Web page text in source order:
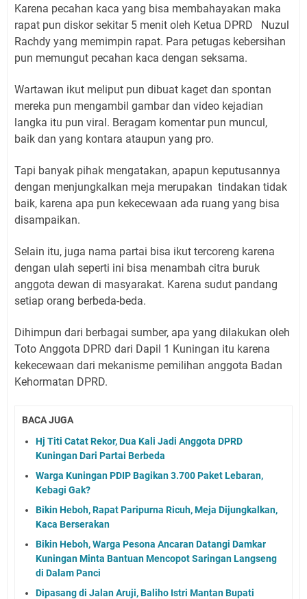
Karena pecahan kaca yang bisa membahayakan maka
rapat pun diskor sekitar 5 menit oleh Ketua DPRD Nuzul
Rachdy yang memimpin rapat. Para petugas kebersihan
pun memungut pecahan kaca dengan seksama.
Wartawan ikut meliput pun dibuat kaget dan spontan
mereka pun mengambil gambar dan video kejadian
langka itu pun viral. Beragam komentar pun muncul,
baik dan yang kontara ataupun yang pro.
Tapi banyak pihak mengatakan, apapun keputusannya
dengan menjungkalkan meja merupakan tindakan tidak
baik, karena apa pun kekecewaan ada ruang yang bisa
disampaikan.
Selain itu, juga nama partai bisa ikut tercoreng karena
dengan ulah seperti ini bisa menambah citra buruk
anggota dewan di masyarakat. Karena sudut pandang
setiap orang berbeda-beda.
Dihimpun dari berbagai sumber, apa yang dilakukan oleh
Toto Anggota DPRD dari Dapil 1 Kuningan itu karena
kekecewaan dari mekanisme pemilihan anggota Badan
Kehormatan DPRD.
BACA JUGA
Hj Titi Catat Rekor, Dua Kali Jadi Anggota DPRD
Kuningan Dari Partai Berbeda
Warga Kuningan PDIP Bagikan 3.700 Paket Lebaran,
Kebagi Gak?
Bikin Heboh, Rapat Paripurna Ricuh, Meja Dijungkalkan,
Kaca Berserakan
Bikin Heboh, Warga Pesona Ancaran Datangi Damkar
Kuningan Minta Bantuan Mencopot Saringan Langseng
di Dalam Panci
Dipasang di Jalan Aruji, Baliho Istri Mantan Bupati